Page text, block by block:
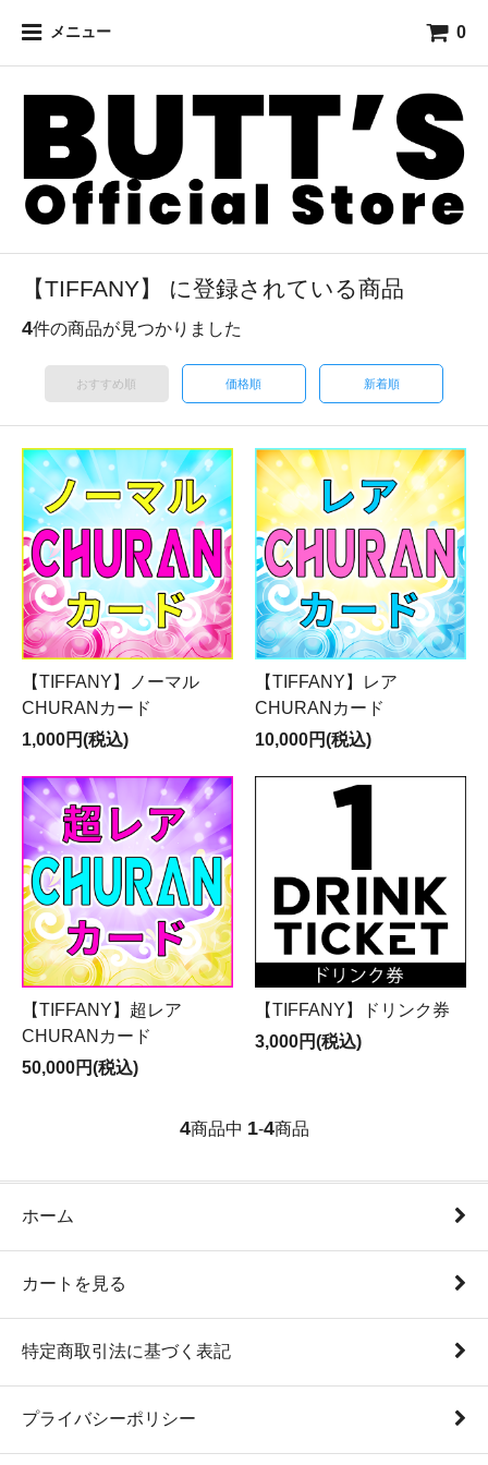
メニュー 0
【TIFFANY】 に登録されている商品
4件の商品が見つかりました
おすすめ順 価格順 新着順
【TIFFANY】ノーマル
CHURANカード
1,000円(税込)
【TIFFANY】レア
CHURANカード
10,000円(税込)
【TIFFANY】超レア
CHURANカード
50,000円(税込)
【TIFFANY】ドリンク券
3,000円(税込)
4商品中 1-4商品
ホーム
カートを見る
特定商取引法に基づく表記
プライバシーポリシー